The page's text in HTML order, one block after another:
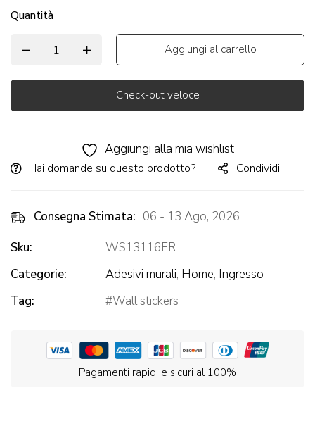
Quantità
Aggiungi al carrello
Check-out veloce
Aggiungi alla mia wishlist
Hai domande su questo prodotto? Condividi
Consegna Stimata: 06 - 13 Ago, 2026
Sku:
WS13116FR
Categorie:
Adesivi murali, Home, Ingresso
Tag:
Wall stickers
Pagamenti rapidi e sicuri al 100%